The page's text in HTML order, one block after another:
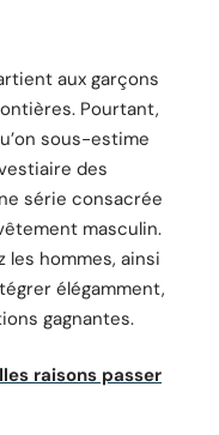
aux garçons
Pourtant,
sous-estime
des
série consacrée
masculin.
les hommes, ainsi
élégamment,
gagnantes.
raisons passer